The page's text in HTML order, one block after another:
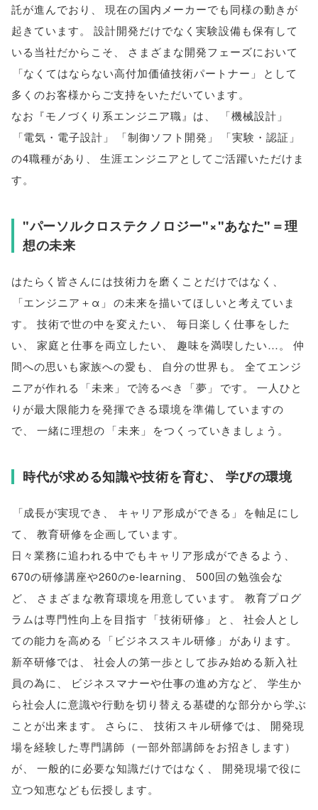
託が進んでおり
現在の国内メーカーでも同様の動きが
起きています。
設計開発だけでなく実験設備も保有して
いる当社だからこそ
さまざまな開発フェーズにおいて
「なくてはならない高付加価値技術パートナー 」
として
多くのお客様からご支持をいただいています。
なお『モノづくり系エンジニア職』は
「機械設計 」
「電気・電子設計 」 「制御ソフト開発 」 「実験・認証 」
の4職種があり
生涯エンジニアとしてご活躍いただけま
す。
"パーソルクロステクノロジー"×"あなた"＝理
想の未来
はたらく皆さんには技術力を磨くことだけではなく
「エンジニア＋α 」 の未来を描いてほしいと考えていま
す。 技術で世の中を変えたい
毎日楽しく仕事をした
い
家庭と仕事を両立したい 趣味を満喫したい…。
仲
間への思いも家族への愛も
自分の世界も 。
全てエンジ
ニアが作れる
「未来 」 で誇るべき 「夢 」 です。
一人ひと
りが最大限能力を発揮できる環境を準備していますの
で
一緒に理想の 「未来 」 をつくっていきましょう 。
時代が求める知識や技術を育む、 学びの環境
「成長が実現でき キャリア形成ができる 」
を軸足にし
て
教育研修を企画しています。
日々業務に追われる中でもキャリア形成ができるよう
670の研修講座や260のe-learning
500回の勉強会な
ど
さまざまな教育環境を用意しています。
教育プログ
ラムは専門性向上を目指す 「技術研修 」 と
社会人とし
ての能力を高める
「ビジネススキル研修 」 があります。
新卒研修では
社会人の第一歩として歩み始める新入社
員の為に
ビジネスマナーや仕事の進め方など
学生か
ら社会人に意識や行動を切り替える基礎的な部分から学ぶ
ことが出来ます。 さらに 技術スキル研修では
開発現
場を経験した専門講師 （一部外部講師をお招きします）
が
一般的に必要な知識だけではなく
開発現場で役に
立つ知恵なども伝授します。